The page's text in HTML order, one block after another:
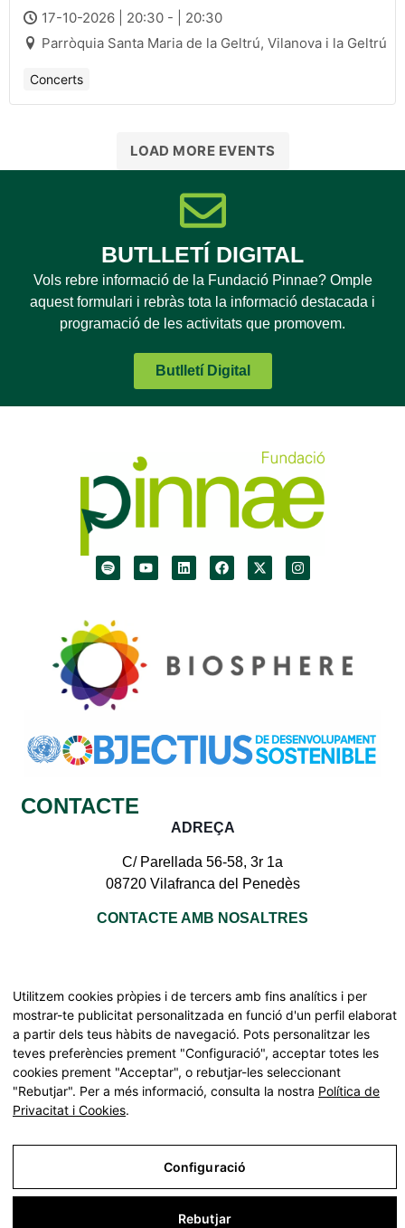
Johannes Brahms
17-10-2026 | 20:30 - | 20:30
Parròquia Santa Maria de la Geltrú, Vilanova i la Geltrú
Concerts
LOAD MORE EVENTS
BUTLLETÍ DIGITAL
Vols rebre informació de la Fundació Pinnae? Omple
aquest formulari i rebràs tota la informació destacada i
programació de les activitats que promovem.
Butlletí Digital
CONTACTE
ADREÇA
C/ Parellada 56-58, 3r 1a
08720 Vilafranca del Penedès
CONTACTE AMB NOSALTRES
Tots els drets reservats | © Pinnae 2026
Declaració d'accessibilitat
Mapa web
Cerca
Utilitzem cookies pròpies i de tercers amb fins analítics i per
mostrar-te publicitat personalitzada en funció d'un perfil elaborat
a partir dels teus hàbits de navegació. Pots personalitzar les
teves preferències prement "Configuració", acceptar totes les
cookies prement "Acceptar", o rebutjar-les seleccionant
"Rebutjar". Per a més informació, consulta la nostra Política de
Privacitat i Cookies.
Configuració
Rebutjar
Política de Privacitat i Cookies
Configuració